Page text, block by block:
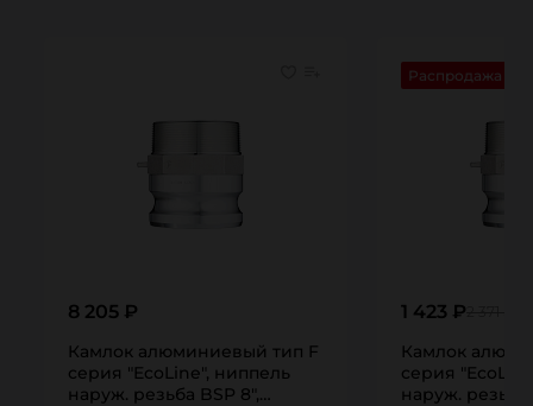
8 205 ₽
Камлок алюминиевый тип F
серия "EcoLine", ниппель
наруж. резьба BSP 8",
Распродажа
1 423 ₽
Камлок
серия
наруж. резьба